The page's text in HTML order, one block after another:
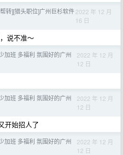
转][猎头职位]广州巨杉软件2022 年 12 月
16 日
说不准～
加班 多福利 氛围好的广州
2022 年 12 月
12 日
加班 多福利 氛围好的广州
2022 年 12 月
12 日
开始招人了
加班 多福利 氛围好的广州
2022 年 12 月
12 日